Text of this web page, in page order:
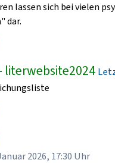
lassen sich bei vielen
dar.
literwebsite2024
2026, 17:30 Uhr